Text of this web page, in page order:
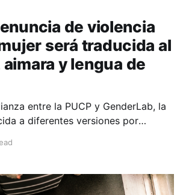
de violencia
será traducida al
y lengua de
entre la PUCP y GenderLab, la
a diferentes versiones por
pone en
se ofrecen argumentos legales para